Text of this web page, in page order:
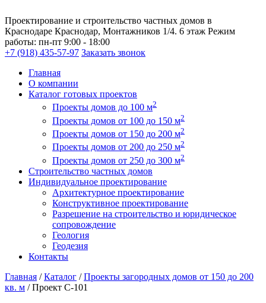
Проектирование и строительство частных домов в
Краснодаре Краснодар, Монтажников 1/4. 6 этаж Режим
работы: пн-пт 9:00 - 18:00
+7 (918) 435-57-97 Заказать звонок
Главная
О компании
Каталог готовых проектов
Проекты домов до 100 м2
Проекты домов от 100 до 150 м2
Проекты домов от 150 до 200 м2
Проекты домов от 200 до 250 м2
Проекты домов от 250 до 300 м2
Строительство частных домов
Индивидуальное проектирование
Архитектурное проектирование
Конструктивное проектирование
Разрешение на строительство и юридическое
сопровождение
Геология
Геодезия
Контакты
Главная /Каталог /Проекты загородных домов от 150 до 200
кв. м /Проект C-101